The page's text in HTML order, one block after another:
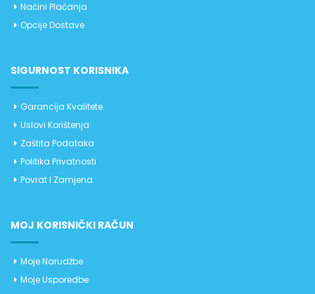
Načini Plaćanja
Opcije Dostave
SIGURNOST KORISNIKA
Garancija Kvalitete
Uslovi Korištenja
Zaštita Podataka
Politika Privatnosti
Povrat I Zamjena
MOJ KORISNIČKI RAČUN
Moje Narudžbe
Moje Usporedbe